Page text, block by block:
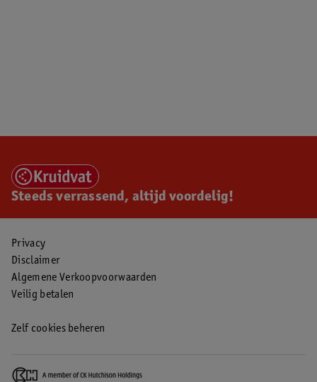
Steeds verrassend, altijd voordelig!
Privacy
Disclaimer
Algemene Verkoopvoorwaarden
Veilig betalen
Zelf cookies beheren